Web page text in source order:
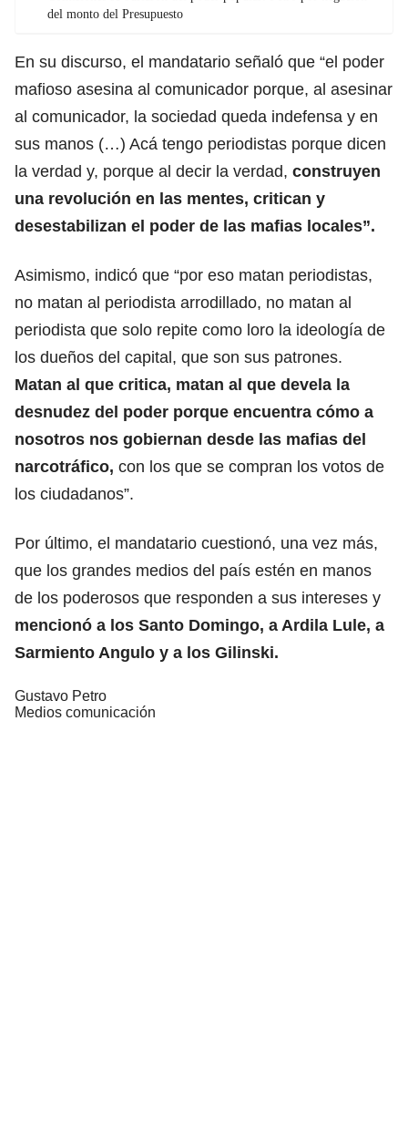
del monto del Presupuesto
En su discurso, el mandatario señaló que “el poder
mafioso asesina al comunicador porque, al asesinar
al comunicador, la sociedad queda indefensa y en
sus manos (…) Acá tengo periodistas porque dicen
la verdad y, porque al decir la verdad, construyen
una revolución en las mentes, critican y
desestabilizan el poder de las mafias locales”.
Asimismo, indicó que “por eso matan periodistas,
no matan al periodista arrodillado, no matan al
periodista que solo repite como loro la ideología de
los dueños del capital, que son sus patrones.
Matan al que critica, matan al que devela la
desnudez del poder porque encuentra cómo a
nosotros nos gobiernan desde las mafias del
narcotráfico, con los que se compran los votos de
los ciudadanos”.
Por último, el mandatario cuestionó, una vez más,
que los grandes medios del país estén en manos
de los poderosos que responden a sus intereses y
mencionó a los Santo Domingo, a Ardila Lule, a
Sarmiento Angulo y a los Gilinski.
Gustavo Petro
Medios comunicación